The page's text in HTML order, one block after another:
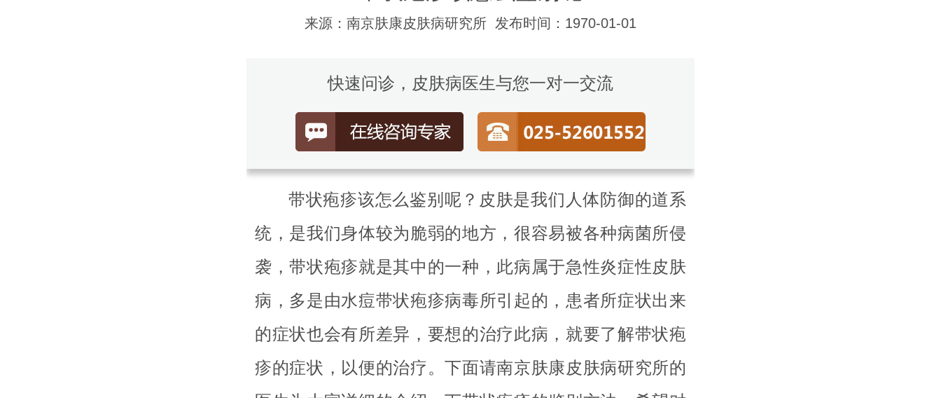
来源：南京肤康皮肤病研究所 发布时间：1970-01-01
快速问诊，皮肤病医生与您一对一交流
带状疱疹该怎么鉴别呢？皮肤是我们人体防御的道系
统，是我们身体较为脆弱的地方，很容易被各种病菌所侵
袭，带状疱疹就是其中的一种，此病属于急性炎症性皮肤
病，多是由水痘带状疱疹病毒所引起的，患者所症状出来
的症状也会有所差异，要想的治疗此病，就要了解带状疱
疹的症状，以便的治疗。下面请南京肤康皮肤病研究所的